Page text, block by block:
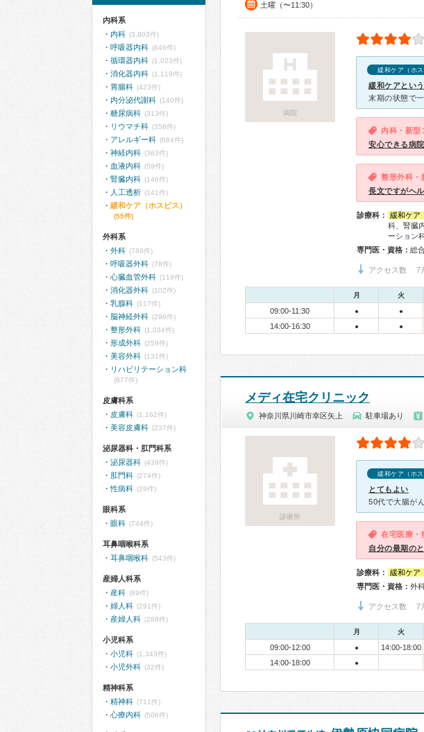
土曜（〜11:30）
病院
緩和ケアとい
安心できる病院
整形外科・
長文ですがヘ
診療科： 緩和ケア
科、腎臓
ーション
専門医・資格：
アクセス数 7
月 火
09:00-11:30 ● ●
14:00-16:30 ● ●
メディ在宅クリニック
神奈川県川崎市幸区矢上 駐車場あり
診療所
とてもよい
在宅医療・
自分の最期の
診療科： 緩和ケア
専門医・資格： 外
アクセス数 7
月 火
09:00-12:00 ● 14:00-18:00
14:00-18:00
●
内科系
内科 (3,803件)
呼吸器内科 (646件)
循環器内科 (1,023件)
消化器内科 (1,119件)
胃腸科 (423件)
内分泌代謝科 (140件)
糖尿病科 (313件)
リウマチ科 (358件)
アレルギー科 (684件)
神経内科 (363件)
血液内科 (59件)
腎臓内科 (146件)
人工透析 (141件)
緩和ケア（ホスピス）
(55件)
外科系
外科 (789件)
呼吸器外科 (78件)
心臓血管外科 (118件)
消化器外科 (102件)
乳腺科 (117件)
脳神経外科 (296件)
整形外科 (1,034件)
形成外科 (259件)
美容外科 (131件)
リハビリテーション科
(877件)
皮膚科系
皮膚科 (1,162件)
美容皮膚科 (237件)
泌尿器科・肛門科系
泌尿器科 (439件)
肛門科 (274件)
性病科 (29件)
眼科系
眼科 (744件)
耳鼻咽喉科系
耳鼻咽喉科 (543件)
産婦人科系
産科 (89件)
婦人科 (291件)
産婦人科 (288件)
小児科系
小児科 (1,343件)
小児外科 (32件)
精神科系
精神科 (711件)
心療内科 (506件)